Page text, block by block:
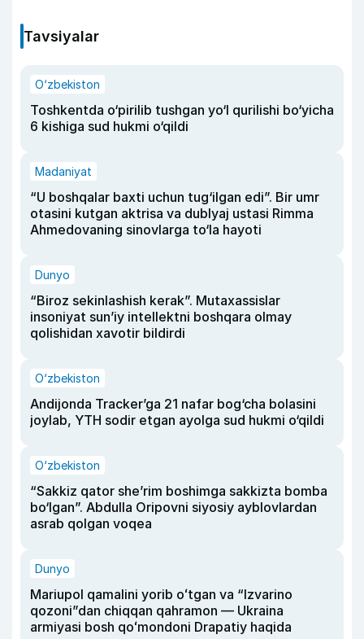
Tavsiyalar
O‘zbekiston
Toshkentda o‘pirilib tushgan yo‘l qurilishi bo‘yicha
6 kishiga sud hukmi o‘qildi
Madaniyat
“U boshqalar baxti uchun tug‘ilgan edi”. Bir umr
otasini kutgan aktrisa va dublyaj ustasi Rimma
Ahmedovaning sinovlarga to‘la hayoti
Dunyo
“Biroz sekinlashish kerak”. Mutaxassislar
insoniyat sun’iy intellektni boshqara olmay
qolishidan xavotir bildirdi
O‘zbekiston
Andijonda Tracker’ga 21 nafar bog‘cha bolasini
joylab, YTH sodir etgan ayolga sud hukmi o‘qildi
O‘zbekiston
“Sakkiz qator she’rim boshimga sakkizta bomba
bo‘lgan”. Abdulla Oripovni siyosiy ayblovlardan
asrab qolgan voqea
Dunyo
Mariupol qamalini yorib oʻtgan va “Izvarino
qozoni”dan chiqqan qahramon — Ukraina
armiyasi bosh qoʻmondoni Drapatiy haqida